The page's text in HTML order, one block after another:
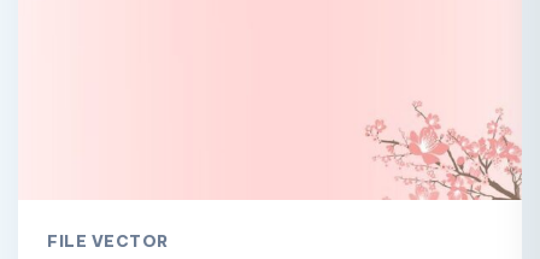
FILE VECTOR